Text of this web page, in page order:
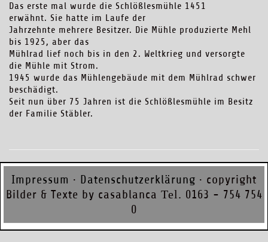
Das erste mal wurde die Schlößlesmühle 1451
erwähnt. Sie hatte im Laufe der
Jahrzehnte mehrere Besitzer. Die Mühle produzierte Mehl
bis 1925, aber das
Mühlrad lief noch bis in den 2. Weltkrieg und versorgte
die Mühle mit Strom.
1945 wurde das Mühlengebäude mit dem Mühlrad schwer
beschädigt.
Seit nun über 75 Jahren ist die Schlößlesmühle im Besitz
der Familie Stäbler.
Impressum · Datenschutzerklärung · copyright
Bilder & Texte by casablanca Tel. 0163 - 754 754
0